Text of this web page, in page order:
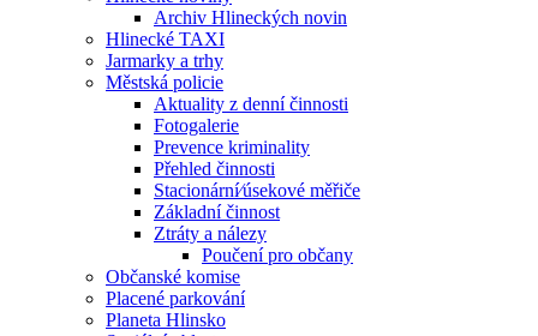
Archiv Hlineckých novin
Hlinecké TAXI
Jarmarky a trhy
Městská policie
Aktuality z denní činnosti
Fotogalerie
Prevence kriminality
Přehled činnosti
Stacionární⁄úsekové měřiče
Základní činnost
Ztráty a nálezy
Poučení pro občany
Občanské komise
Placené parkování
Planeta Hlinsko